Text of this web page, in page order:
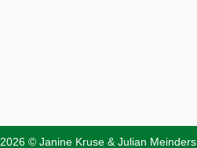
2026 © Janine Kruse & Julian Meinders